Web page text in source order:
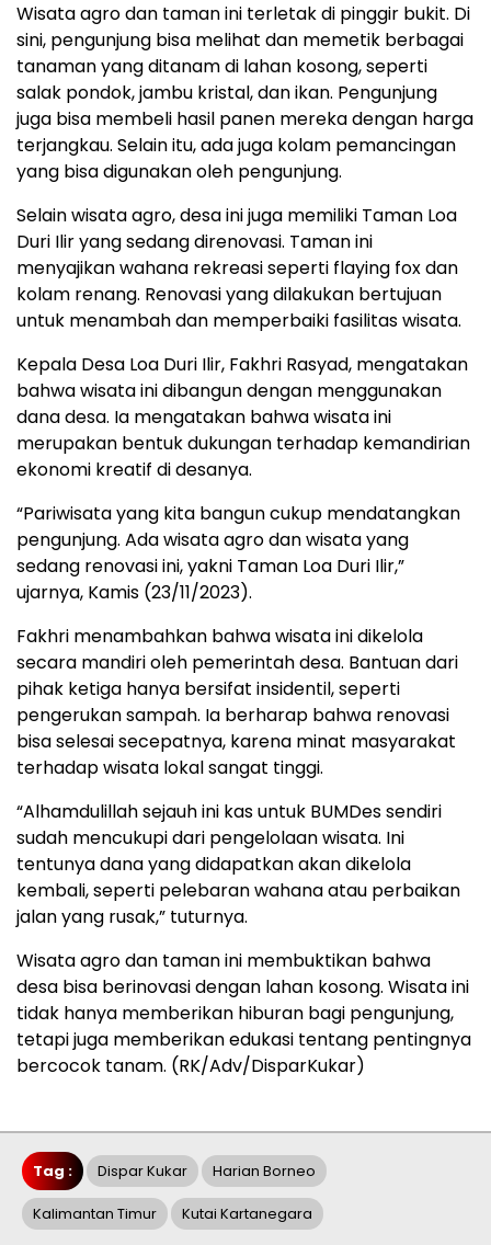
Wisata agro dan taman ini terletak di pinggir bukit. Di
sini, pengunjung bisa melihat dan memetik berbagai
tanaman yang ditanam di lahan kosong, seperti
salak pondok, jambu kristal, dan ikan. Pengunjung
juga bisa membeli hasil panen mereka dengan harga
terjangkau. Selain itu, ada juga kolam pemancingan
yang bisa digunakan oleh pengunjung.
Selain wisata agro, desa ini juga memiliki Taman Loa
Duri Ilir yang sedang direnovasi. Taman ini
menyajikan wahana rekreasi seperti flaying fox dan
kolam renang. Renovasi yang dilakukan bertujuan
untuk menambah dan memperbaiki fasilitas wisata.
Kepala Desa Loa Duri Ilir, Fakhri Rasyad, mengatakan
bahwa wisata ini dibangun dengan menggunakan
dana desa. Ia mengatakan bahwa wisata ini
merupakan bentuk dukungan terhadap kemandirian
ekonomi kreatif di desanya.
“Pariwisata yang kita bangun cukup mendatangkan
pengunjung. Ada wisata agro dan wisata yang
sedang renovasi ini, yakni Taman Loa Duri Ilir,”
ujarnya, Kamis (23/11/2023).
Fakhri menambahkan bahwa wisata ini dikelola
secara mandiri oleh pemerintah desa. Bantuan dari
pihak ketiga hanya bersifat insidentil, seperti
pengerukan sampah. Ia berharap bahwa renovasi
bisa selesai secepatnya, karena minat masyarakat
terhadap wisata lokal sangat tinggi.
“Alhamdulillah sejauh ini kas untuk BUMDes sendiri
sudah mencukupi dari pengelolaan wisata. Ini
tentunya dana yang didapatkan akan dikelola
kembali, seperti pelebaran wahana atau perbaikan
jalan yang rusak,” tuturnya.
Wisata agro dan taman ini membuktikan bahwa
desa bisa berinovasi dengan lahan kosong. Wisata ini
tidak hanya memberikan hiburan bagi pengunjung,
tetapi juga memberikan edukasi tentang pentingnya
bercocok tanam. (RK/Adv/DisparKukar)
Tag : Dispar Kukar Harian Borneo
Kalimantan Timur Kutai Kartanegara